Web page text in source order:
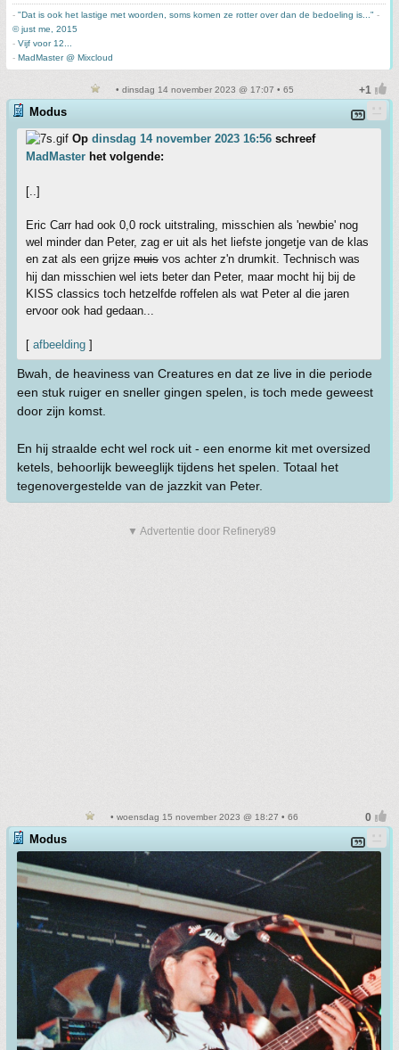
- "Dat is ook het lastige met woorden, soms komen ze rotter over dan de bedoeling is..." -
© just me, 2015
- Vijf voor 12...
- MadMaster @ Mixcloud
• dinsdag 14 november 2023 @ 17:07 • 65
Modus
Op dinsdag 14 november 2023 16:56 schreef
MadMaster het volgende:
[..]
Eric Carr had ook 0,0 rock uitstraling, misschien als 'newbie' nog
wel minder dan Peter, zag er uit als het liefste jongetje van de klas
en zat als een grijze muis vos achter z'n drumkit. Technisch was
hij dan misschien wel iets beter dan Peter, maar mocht hij bij de
KISS classics toch hetzelfde roffelen als wat Peter al die jaren
ervoor ook had gedaan...
[ afbeelding ]
Bwah, de heaviness van Creatures en dat ze live in die periode
een stuk ruiger en sneller gingen spelen, is toch mede geweest
door zijn komst.
En hij straalde echt wel rock uit - een enorme kit met oversized
ketels, behoorlijk beweeglijk tijdens het spelen. Totaal het
tegenovergestelde van de jazzkit van Peter.
▼ Advertentie door Refinery89
• woensdag 15 november 2023 @ 18:27 • 66
Modus